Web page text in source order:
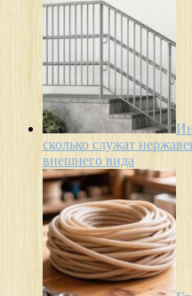
сколько служат
внешнего вида